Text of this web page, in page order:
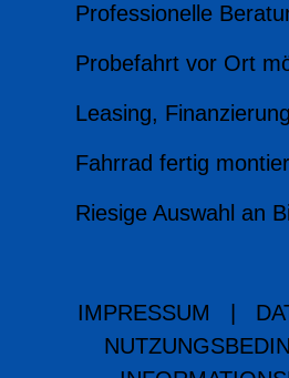
Professionelle
Probefahrt vor Ort
Leasing,
Fahrrad fertig
Riesige Auswahl an
IMPRESSUM